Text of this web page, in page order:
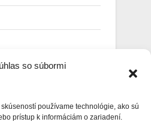
so súbormi
používame technológie, ako sú
prístup k informáciám o zariadení.